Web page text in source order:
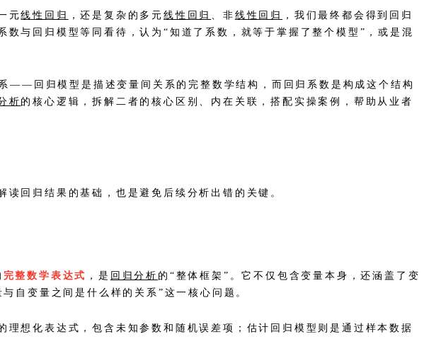
元线性回归 ，还是复杂的多元线性回归 、非 线性回归
，我们最终都会得到回归
与回归模型等同看待，认为“知道了系数，就等于掌握了整个模型”，或是混
——回归模型是描述变量间关系的完整数学结构，而回归系数是构成这个结构
析 的核心逻辑，拆解二者的核心区别、内在关联，搭配实操案例，帮助从业者
回归结果的基础，也是避免后续分析出错的关键。
完整数学表达式 ，是 回归分析 的“整体框架”。它不仅包含变量本身，还涵盖了变
自变量之间是什么样的关系”这一核心问题。
想化表达式，包含未知参数和随机误差项；估计回归模型则是通过样本数据